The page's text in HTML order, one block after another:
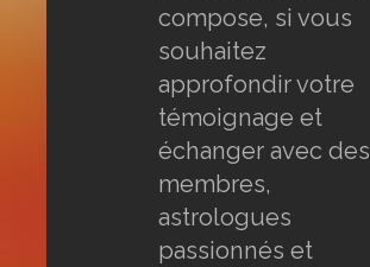
compose, si vous
souhaitez
approfondir votre
témoignage et
échanger avec des
membres,
astrologues
passionnés et